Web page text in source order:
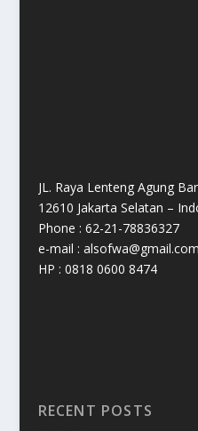
JL. Raya Lenteng Agung
12610 Jakarta Selatan –
Phone : 62-21-78836327
e-mail : alsofwa@gmail.com
HP : 0818 0600 8474
RECENT POSTS